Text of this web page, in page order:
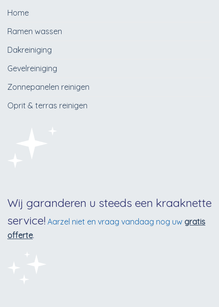
Home
Ramen wassen
Dakreiniging
Gevelreiniging
Zonnepanelen reinigen
Oprit & terras reinigen
Wij garanderen u steeds een kraaknette
service! Aarzel niet en vraag vandaag nog uw gratis
offerte.